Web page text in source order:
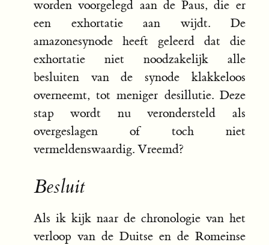
worden voorgelegd aan de Paus, die er
een exhortatie aan wijdt. De
amazonesynode heeft geleerd dat die
exhortatie niet noodzakelijk alle
besluiten van de synode klakkeloos
overneemt, tot meniger desillutie. Deze
stap wordt nu verondersteld als
overgeslagen of toch niet
vermeldenswaardig. Vreemd?
Besluit
Als ik kijk naar de chronologie van het
verloop van de Duitse en de Romeinse